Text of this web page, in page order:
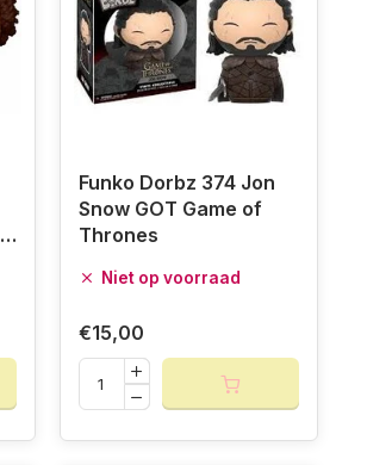
Funko Dorbz 374 Jon
Snow GOT Game of
Thrones
Niet op voorraad
€15,00